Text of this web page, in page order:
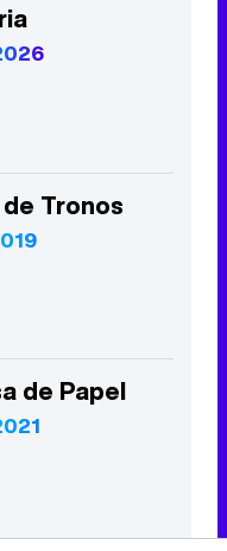
Tronos
de Papel